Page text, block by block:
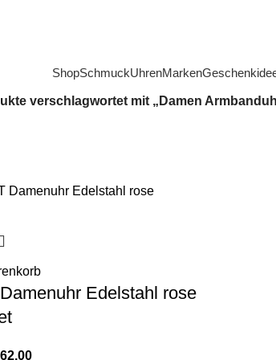
ShopSchmuckUhrenMarken
verschlagwortet mit „Damen
Edelstahl rose